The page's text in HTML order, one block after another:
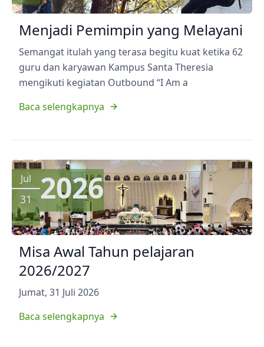
Menjadi Pemimpin yang Melayani
Semangat itulah yang terasa begitu kuat ketika 62
guru dan karyawan Kampus Santa Theresia
mengikuti kegiatan Outbound “I Am a
Baca selengkapnya
Jul
31 2026
Misa Awal Tahun pelajaran
2026/2027
Jumat, 31 Juli 2026
Baca selengkapnya